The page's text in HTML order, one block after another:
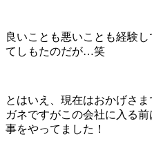
良いことも悪いことも経験
てしもたのだが…笑
とはいえ、現在はおかげさ
ガネですがこの会社に入る
事をやってました！